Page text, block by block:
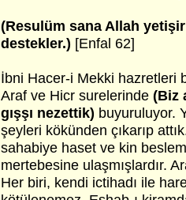
(Resulüm sana Allah
destekler.) [Enfal 62]
İbni Hacer-i Mekki hazretleri
Araf ve Hicr surelerinde (Biz
gışşı nezettik) buyuruluyor.
şeyleri kökünden çıkarıp
sahabiye haset ve kin
mertebesine ulaşmışlardır.
Her biri, kendi ictihadı ile